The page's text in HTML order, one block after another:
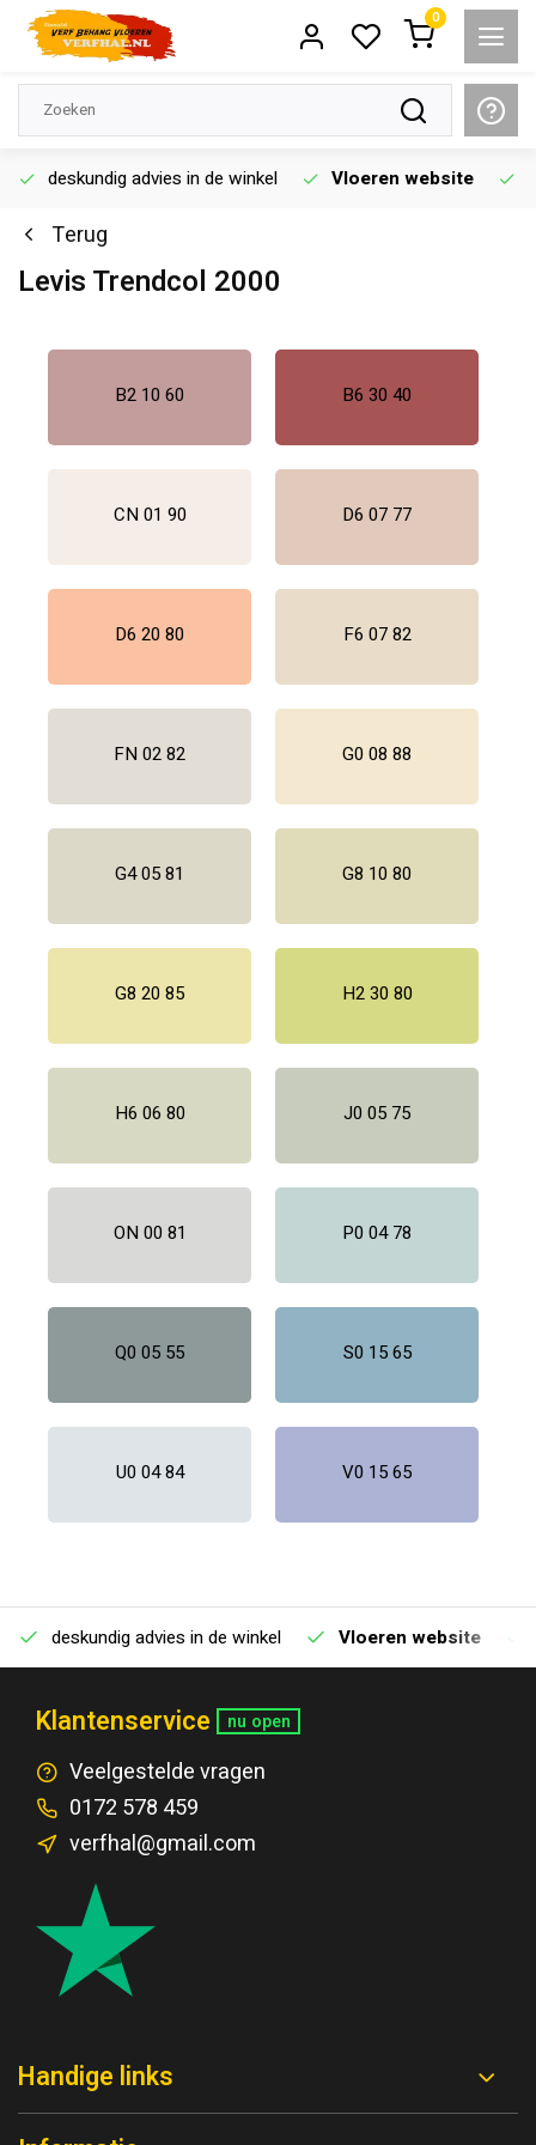
0
deskundig advies in de winkel Vloeren website
Terug
Levis Trendcol 2000
B2 10 60 B6 30 40
CN 01 90 D6 07 77
D6 20 80 F6 07 82
FN 02 82 G0 08 88
G4 05 81 G8 10 80
G8 20 85 H2 30 80
H6 06 80 J0 05 75
ON 00 81 P0 04 78
Q0 05 55 S0 15 65
U0 04 84 V0 15 65
deskundig advies in de winkel Vloeren website
Klantenservice nu open
Veelgestelde vragen
0172 578 459
verfhal@gmail.com
Handige links